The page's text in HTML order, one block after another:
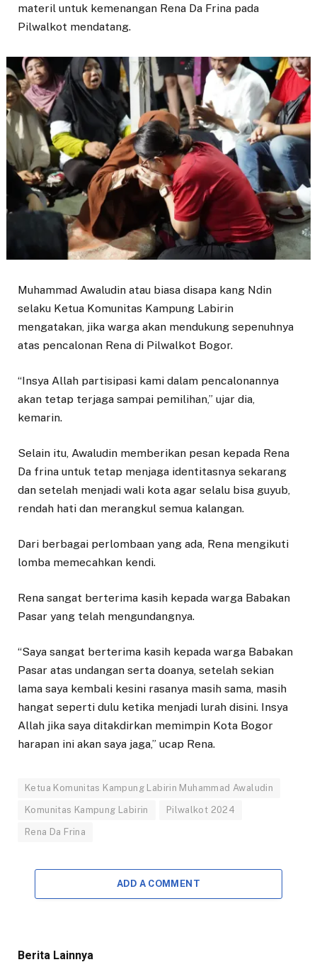
materil untuk kemenangan Rena Da Frina pada
Pilwalkot mendatang.
Muhammad Awaludin atau biasa disapa kang Ndin
selaku Ketua Komunitas Kampung Labirin
mengatakan, jika warga akan mendukung sepenuhnya
atas pencalonan Rena di Pilwalkot Bogor.
“Insya Allah partisipasi kami dalam pencalonannya
akan tetap terjaga sampai pemilihan,” ujar dia,
kemarin.
Selain itu, Awaludin memberikan pesan kepada Rena
Da frina untuk tetap menjaga identitasnya sekarang
dan setelah menjadi wali kota agar selalu bisa guyub,
rendah hati dan merangkul semua kalangan.
Dari berbagai perlombaan yang ada, Rena mengikuti
lomba memecahkan kendi.
Rena sangat berterima kasih kepada warga Babakan
Pasar yang telah mengundangnya.
“Saya sangat berterima kasih kepada warga Babakan
Pasar atas undangan serta doanya, setelah sekian
lama saya kembali kesini rasanya masih sama, masih
hangat seperti dulu ketika menjadi lurah disini. Insya
Allah jika saya ditakdirkan memimpin Kota Bogor
harapan ini akan saya jaga,” ucap Rena.
Ketua Komunitas Kampung Labirin Muhammad Awaludin
Komunitas Kampung Labirin Pilwalkot 2024
Rena Da Frina
ADD A COMMENT
Berita Lainnya